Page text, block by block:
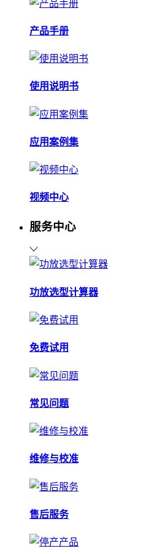
产品手册
使用说明书
应用案例集
视频中心
服务中心
功放选型计算器
免费试用
常见问题
维修与校准
售后服务